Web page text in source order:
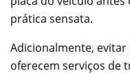
prática sensata.
Adicionalmente,
oferecem serviços de